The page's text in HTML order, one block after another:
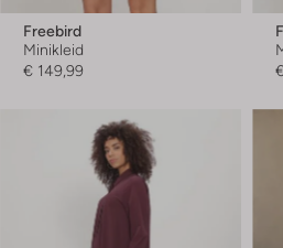
Freebird
Minikleid
€ 149,99